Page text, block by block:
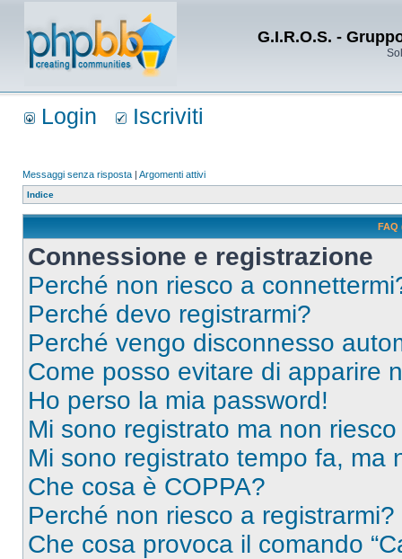
G.I.R.O.S. -
Login Iscriviti
Messaggi senza risposta | Argomenti attivi
Indice
FAQ
Connessione e registrazione
Perché non riesco a
Perché devo registrarmi?
Perché vengo disconnesso
Come posso evitare di apparire
Ho perso la mia password!
Mi sono registrato ma non
Mi sono registrato tempo fa, ma
Che cosa è COPPA?
Perché non riesco a registrarmi?
Che cosa provoca il comando